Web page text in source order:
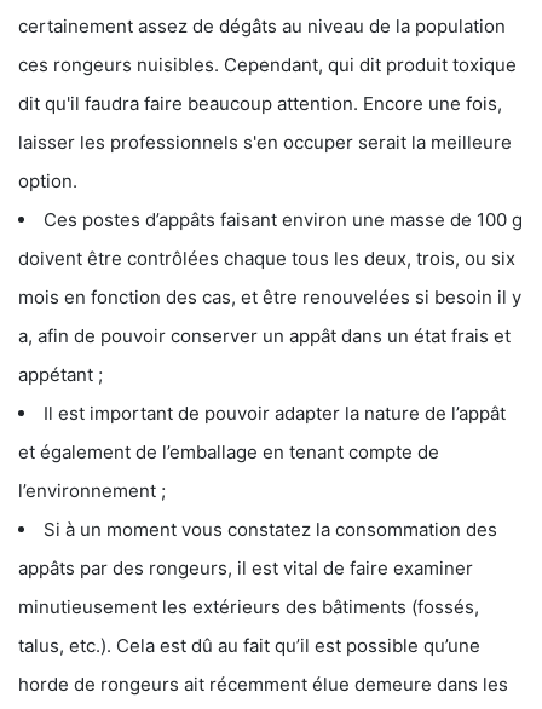
certainement assez de dégâts au niveau de la population
ces rongeurs nuisibles. Cependant, qui dit produit toxique
dit qu'il faudra faire beaucoup attention. Encore une fois,
laisser les professionnels s'en occuper serait la meilleure
option.
Ces postes d’appâts faisant environ une masse de 100 g
doivent être contrôlées chaque tous les deux, trois, ou six
mois en fonction des cas, et être renouvelées si besoin il y
a, afin de pouvoir conserver un appât dans un état frais et
appétant ;
Il est important de pouvoir adapter la nature de l’appât
et également de l’emballage en tenant compte de
l’environnement ;
Si à un moment vous constatez la consommation des
appâts par des rongeurs, il est vital de faire examiner
minutieusement les extérieurs des bâtiments (fossés,
talus, etc.). Cela est dû au fait qu’il est possible qu’une
horde de rongeurs ait récemment élue demeure dans les